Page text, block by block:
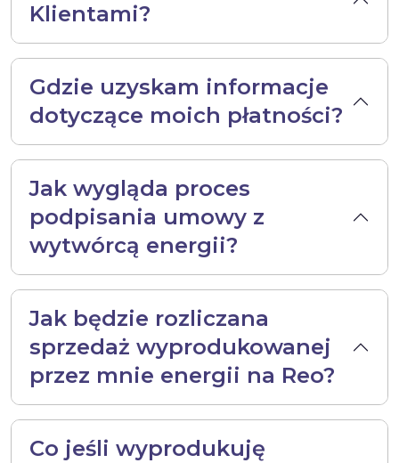
Klientami?
Gdzie uzyskam informacje
dotyczące moich płatności?
Jak wygląda proces
podpisania umowy z
wytwórcą energii?
Jak będzie rozliczana
sprzedaż wyprodukowanej
przez mnie energii na Reo?
Co jeśli wyprodukuję